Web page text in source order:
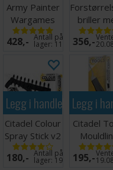
Army Painter
Wargames
Hobby Tool
Kit
428,- Antall på
lager: 11
briller
LED
356,-
Legg i handlekurven
Citadel Colour
Spray Stick v2
180,- Antall på
lager: 19
Legg i
Citadel
195,-